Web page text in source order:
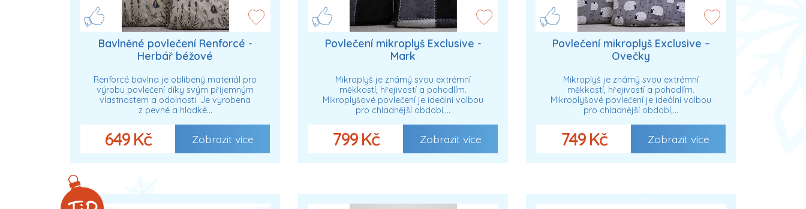
Bavlněné povlečení Renforcé -
Herbář béžové
Renforcé bavlna je oblíbený materiál pro
výrobu povlečení díky svým příjemným
vlastnostem a odolnosti. Je vyrobena
z pevné a hladké…
649 Kč Zobrazit více
Povlečení mikroplyš Exclusive -
Mark
Mikroplyš je známý svou extrémní
měkkostí, hřejivostí a pohodlím.
Mikroplyšové povlečení je ideální volbou
pro chladnější období,…
799 Kč Zobrazit více
Povlečení mikroplyš Exclusive –
Ovečky
Mikroplyš je známý svou extrémní
měkkostí, hřejivostí a pohodlím.
Mikroplyšové povlečení je ideální volbou
pro chladnější období,…
749 Kč Zobrazit více